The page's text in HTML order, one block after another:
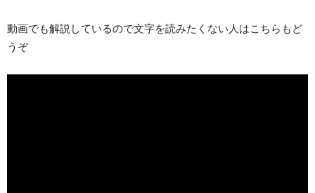
動画でも解説しているので文字を読みたくない人はこちらもど
うぞ